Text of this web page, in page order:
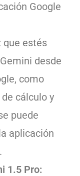
Google
que estés
desde
como
cálculo y
puede
aplicación
1.5 Pro: